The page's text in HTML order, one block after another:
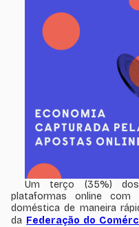
Um terço (35%)
plataformas online
doméstica de maneira
da Federação do